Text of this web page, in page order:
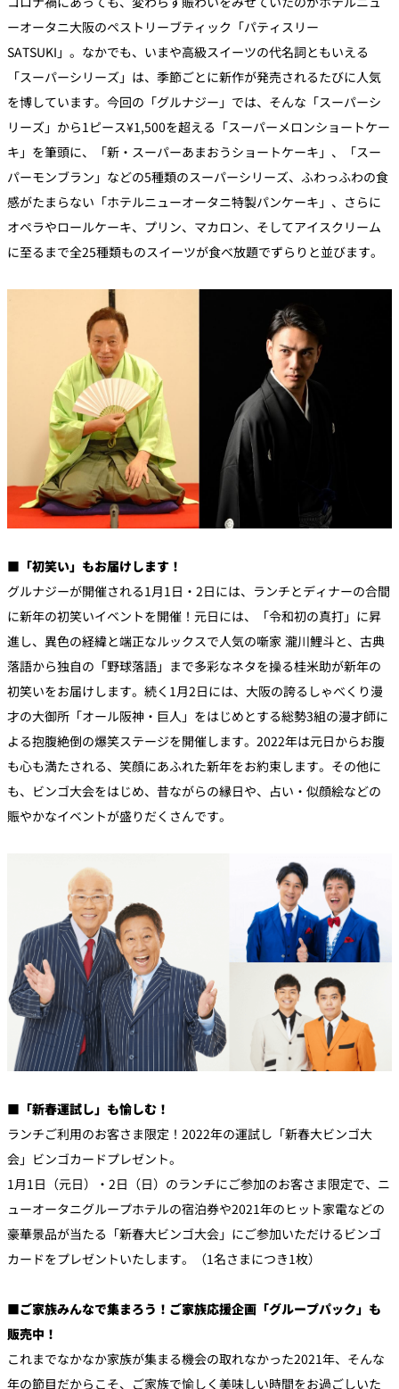
ーオータニ大阪のペストリーブティック「パティスリー
SATSUKI」。なかでも、いまや高級スイーツの代名詞ともいえる
「スーパーシリーズ」は、季節ごとに新作が発売されるたびに人気
を博しています。今回の「グルナジー」では、そんな「スーパーシ
リーズ」から1ピース¥1,500を超える「スーパーメロンショートケー
キ」を筆頭に、「新・スーパーあまおうショートケーキ」、「スー
パーモンブラン」などの5種類のスーパーシリーズ、ふわっふわの食
感がたまらない「ホテルニューオータニ特製パンケーキ」、さらに
オペラやロールケーキ、プリン、マカロン、そしてアイスクリーム
に至るまで全25種類ものスイーツが食べ放題でずらりと並びます。
■「初笑い」もお届けします！
グルナジーが開催される1月1日・2日には、ランチとディナーの合間
に新年の初笑いイベントを開催！元日には、「令和初の真打」に昇
進し、異色の経緯と端正なルックスで人気の噺家 瀧川鯉斗と、古典
落語から独自の「野球落語」まで多彩なネタを操る桂米助が新年の
初笑いをお届けします。続く1月2日には、大阪の誇るしゃべくり漫
才の大御所「オール阪神・巨人」をはじめとする総勢3組の漫才師に
よる抱腹絶倒の爆笑ステージを開催します。2022年は元日からお腹
も心も満たされる、笑顔にあふれた新年をお約束します。その他に
も、ビンゴ大会をはじめ、昔ながらの縁日や、占い・似顔絵などの
賑やかなイベントが盛りだくさんです。
■「新春運試し」も愉しむ！
ランチご利用のお客さま限定！2022年の運試し「新春大ビンゴ大
会」ビンゴカードプレゼント。
1月1日（元日）・2日（日）のランチにご参加のお客さま限定で、ニ
ューオータニグループホテルの宿泊券や2021年のヒット家電などの
豪華景品が当たる「新春大ビンゴ大会」にご参加いただけるビンゴ
カードをプレゼントいたします。（1名さまにつき1枚）
■ご家族みんなで集まろう！ご家族応援企画「グループパック」も
販売中！
これまでなかなか家族が集まる機会の取れなかった2021年、そんな
年の節目だからこそ、ご家族で愉しく美味しい時間をお過ごしいた